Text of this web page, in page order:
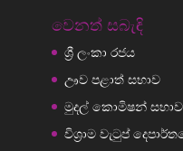
වෙනත් සබැඳි
ශ්‍රී ලංකා රජය
ඌව පළාත් සභාව
මුදල් කොමිෂන් සභාව
විශ්‍රාම වැටුප්